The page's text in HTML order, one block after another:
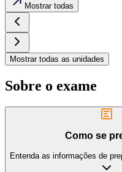
Mostrar todas
Mostrar todas as unidades
Sobre o exame
Como se
Entenda as informações de